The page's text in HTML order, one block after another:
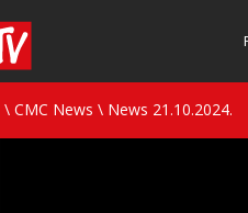
\ CMC News \ News 21.10.2024.